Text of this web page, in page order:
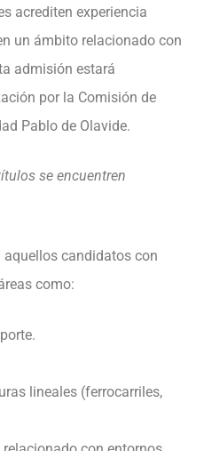
acrediten experiencia
un ámbito relacionado con
admisión estará
por la Comisión de
Pablo de Olavide.
se encuentren
aquellos candidatos con
como:
lineales (ferrocarriles,